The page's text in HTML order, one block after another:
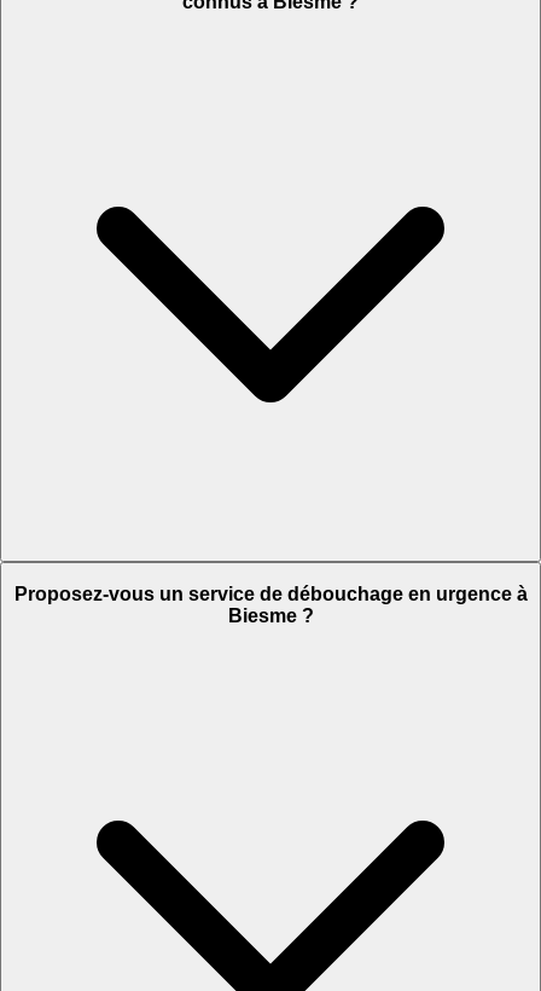
Proposez-vous un service de débouchage en urgence à
Biesme ?